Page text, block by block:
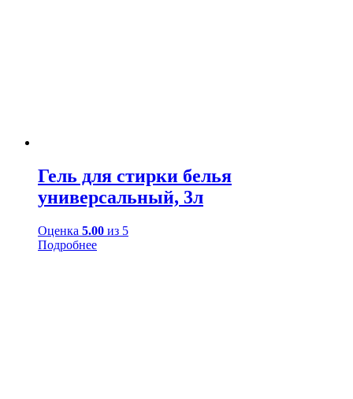
Гель для стирки белья
универсальный, 3л
Оценка 5.00 из 5
Подробнее